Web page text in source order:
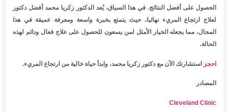
الحصول على أفضل النتائج. في هذا السياق، يُعد الدكتور زكريا محمد أفضل دكتور
لعلاج ارتجاع المريء نهائيا، حيث يتمتع بخبرة واسعة ومعرفة عميقة في هذا
المجال، مما يجعله الخيار الأمثل لمن يسعون للحصول على علاج فعال ودائم لهذه
الحالة.
احجز استشارتك الآن مع دكتور زكريا محمد، وابدأ حياة خالية من ارتجاع المريء.
المصادر
Cleveland Clinic